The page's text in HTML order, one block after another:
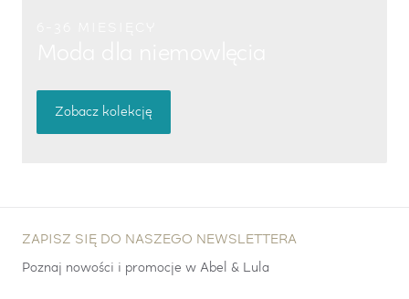
Zobacz kolekcję
ZAPISZ SIĘ DO NASZEGO NEWSLETTERA
Poznaj nowości i promocje w Abel & Lula